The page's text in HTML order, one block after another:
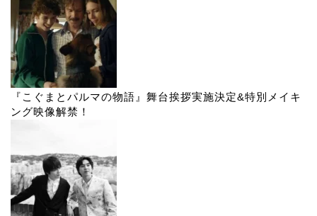
『こぐまとパルマの物語』舞台挨拶実施決定&特別メイキ
ング映像解禁！